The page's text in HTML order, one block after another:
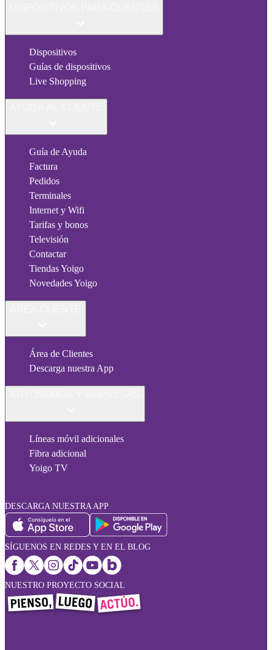
Dispositivos
Guías de dispositivos
Live Shopping
Guía de Ayuda
Factura
Pedidos
Terminales
Internet y Wifi
Tarifas y bonos
Televisión
Contactar
Tiendas Yoigo
Novedades Yoigo
Área de Clientes
Descarga nuestra App
Líneas móvil adicionales
Fibra adicional
Yoigo TV
DESCARGA NUESTRA APP
SÍGUENOS EN REDES Y EN EL BLOG
NUESTRO PROYECTO SOCIAL